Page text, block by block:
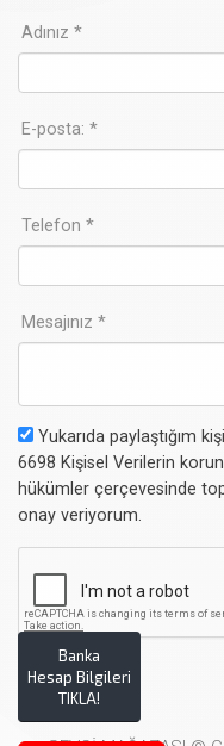
Adınız *
E-posta: *
Telefon *
Mesajınız *
Yukarıda paylaştığım
6698 Kişisel Verilerin
hükümler çerçevesinde
onay veriyorum.
Banka
Hesap Bilgileri
TIKLA!